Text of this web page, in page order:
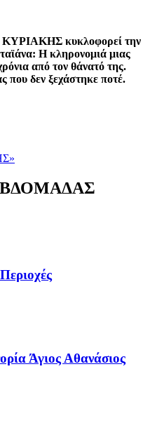
κυκλοφορεί την
Η κληρονομιά μιας
από τον θάνατό της.
που δεν ξεχάστηκε ποτέ.
Άγιος Αθανάσιος